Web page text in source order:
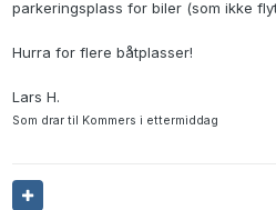
parkeringsplass for biler (som ikke
Hurra for flere båtplasser!
Lars H.
Som drar til Kommers i ettermiddag